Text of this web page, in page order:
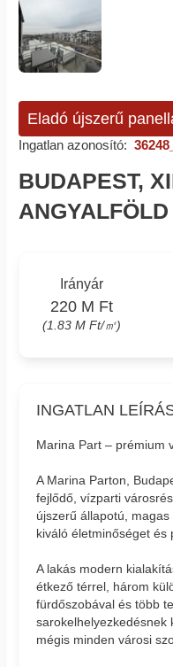
Eladó újszerű
Ingatlan azonosító:
BUDAPEST,
ANGYALFÖLD
Irányár
220 M Ft
(1.83 M Ft/㎡)
INGATLAN
Marina Part – prémium
A Marina Parton,
fejlődő, vízparti
újszerű állapotú,
kiváló életminőséget és
A lakás modern
étkező térrel, három
fürdőszobával és több
sarokelhelyezkedésnek
mégis minden városi